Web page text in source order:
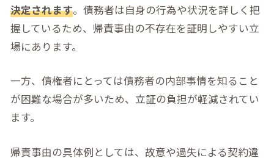
決定されます。債務者は自身の行為や状況を詳しく把
握しているため、帰責事由の不存在を証明しやすい立
場にあります。
一方、債権者にとっては債務者の内部事情を知ること
が困難な場合が多いため、立証の負担が軽減されてい
ます。
帰責事由の具体例としては、故意や過失による契約違